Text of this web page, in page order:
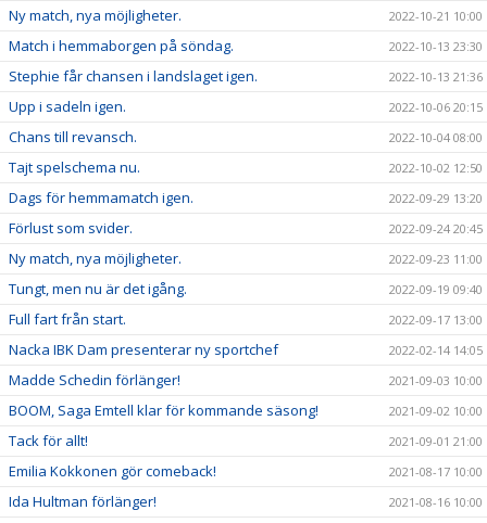
Ny match, nya möjligheter. 2022-10-21 10:00
Match i hemmaborgen på söndag. 2022-10-13 23:30
Stephie får chansen i landslaget igen. 2022-10-13 21:36
Upp i sadeln igen. 2022-10-06 20:15
Chans till revansch. 2022-10-04 08:00
Tajt spelschema nu. 2022-10-02 12:50
Dags för hemmamatch igen. 2022-09-29 13:20
Förlust som svider. 2022-09-24 20:45
Ny match, nya möjligheter. 2022-09-23 11:00
Tungt, men nu är det igång. 2022-09-19 09:40
Full fart från start. 2022-09-17 13:00
Nacka IBK Dam presenterar ny sportchef 2022-02-14 14:05
Madde Schedin förlänger! 2021-09-03 10:00
BOOM, Saga Emtell klar för kommande säsong! 2021-09-02 10:00
Tack för allt! 2021-09-01 21:00
Emilia Kokkonen gör comeback! 2021-08-17 10:00
Ida Hultman förlänger! 2021-08-16 10:00